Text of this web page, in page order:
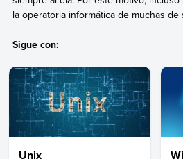
la operatoria informática de muchas de
Sigue con:
Unix